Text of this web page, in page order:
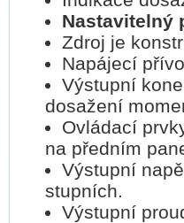
Nastavitelný
Zdroj je
Napájecí
Výstupní
dosažení
Ovládací
na předním
Výstupní
stupních.
Výstupní